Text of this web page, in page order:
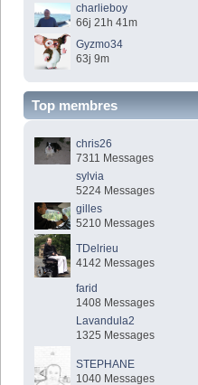
charlieboy
66j 21h 41m
Gyzmo34
63j 9m
Top membres
chris26
7311 Messages
sylvia
5224 Messages
gilles
5210 Messages
TDelrieu
4142 Messages
farid
1408 Messages
Lavandula2
1325 Messages
STEPHANE
1040 Messages